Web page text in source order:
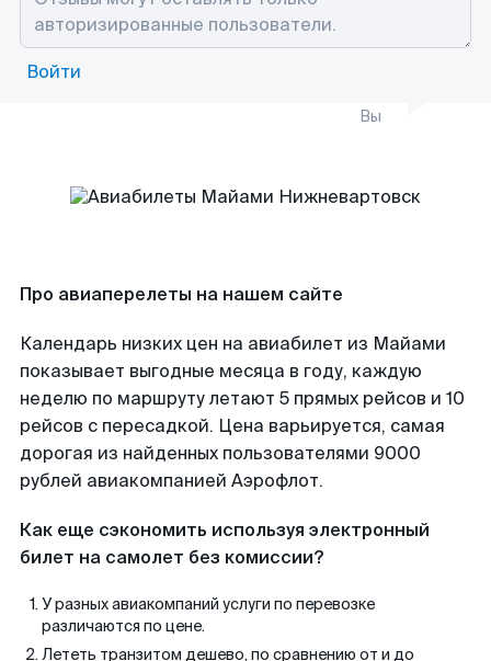
Войти
Вы
Про авиаперелеты на нашем сайте
Календарь низких цен на авиабилет из Майами
показывает выгодные месяца в году, каждую
неделю по маршруту летают 5 прямых рейсов и 10
рейсов с пересадкой. Цена варьируется, самая
дорогая из найденных пользователями 9000
рублей авиакомпанией Аэрофлот.
Как еще сэкономить используя электронный
билет на самолет без комиссии?
У разных авиакомпаний услуги по перевозке
различаются по цене.
Лететь транзитом дешево, по сравнению от и до